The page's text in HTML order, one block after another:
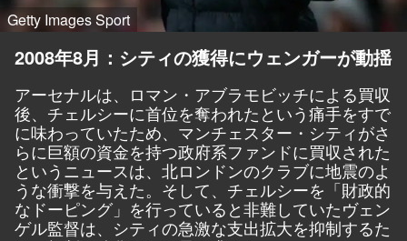
Getty Images Sport
2008年8月：シティの獲得にウェンガーが動揺
アーセナルは、ロマン・アブラモビッチによる買収
後、チェルシーに首位を奪われたという痛手をすで
に味わっていたため、マンチェスター・シティがさ
らに巨額の資金を持つ政府系ファンドに買収された
というニュースは、北ロンドンのクラブに地震のよ
うな衝撃を与えた。そして、チェルシーを「財政的
なドーピング」を行っていると非難していたヴェン
ゲル監督は、シティの急激な支出拡大を抑制するた